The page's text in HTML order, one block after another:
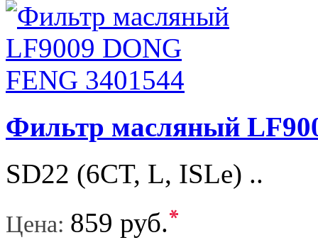
Фильтр масляный
SD22 (6CT, L, ISLe) ..
Цена: 859 руб.*